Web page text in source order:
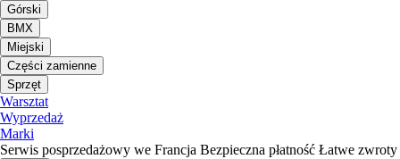
Górski
BMX
Miejski
Części zamienne
Sprzęt
Warsztat
Wyprzedaż
Marki
Serwis posprzedażowy we Francja Bezpieczna płatność Łatwe zwroty